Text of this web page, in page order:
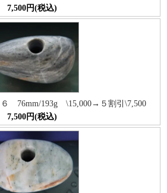
7,500円(税込)
６ 76mm/193g \15,000→５割引\7,500
7,500円(税込)